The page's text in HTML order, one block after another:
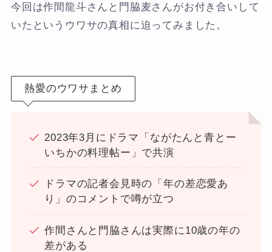
今回は作間龍斗さんと門脇麦さんがお付き合いして
いたというウワサの真相に迫ってみました。
熱愛のウワサまとめ
2023年3月にドラマ「ながたんと青とー
いちかの料理帖ー」で共演
ドラマの記者会見時の「年の差恋愛あ
り」のコメントで噂が立つ
作間さんと門脇さんは実際に10歳の年の
差がある